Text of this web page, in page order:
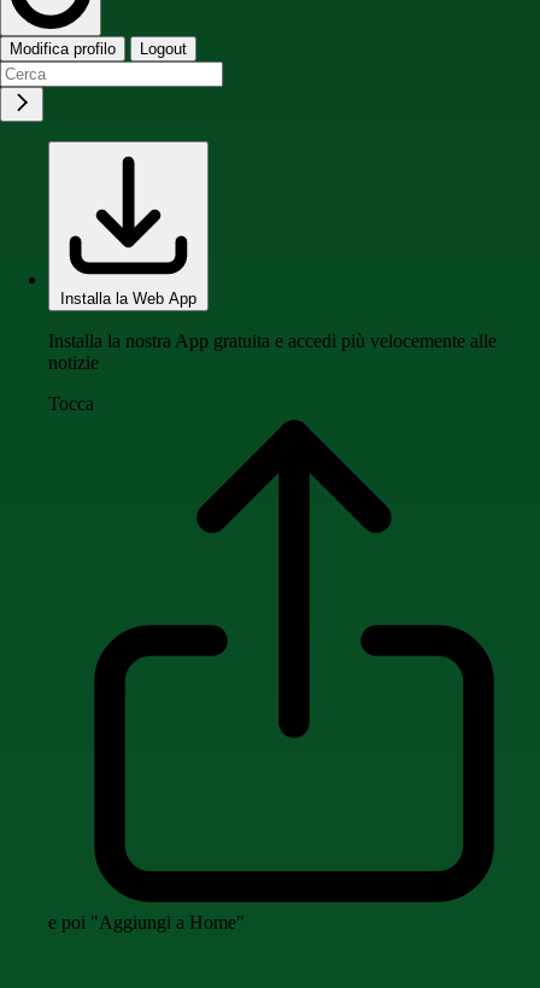
Modifica profilo Logout
Installa la Web App
Installa la nostra App gratuita e accedi più velocemente alle
notizie
Tocca
e poi "Aggiungi a Home"